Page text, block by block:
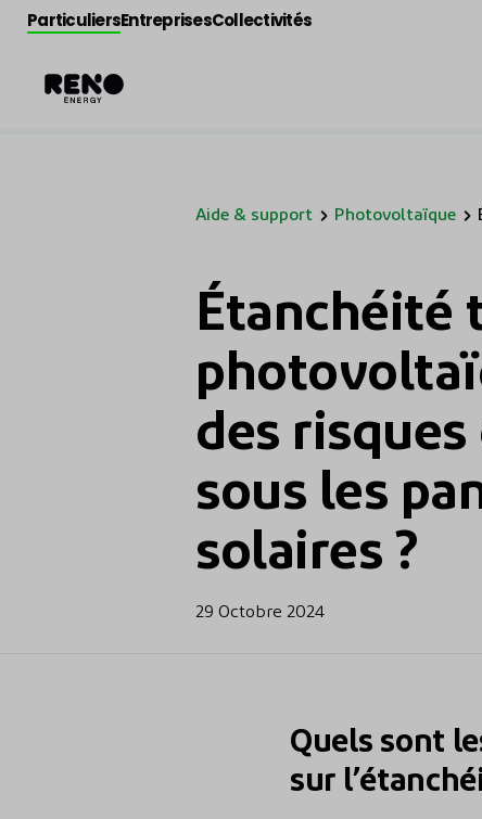
ParticuliersEntreprisesCollectivités
Aide & support Photovoltaïque
Étanchéité
des
sous les
solaires ?
29 Octobre 2024
Quels sont
sur